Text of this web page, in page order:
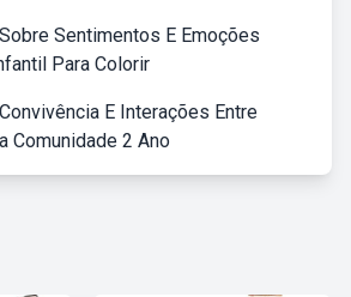
Sentimentos E Emoções
Para Colorir
E Interações Entre
Comunidade 2 Ano